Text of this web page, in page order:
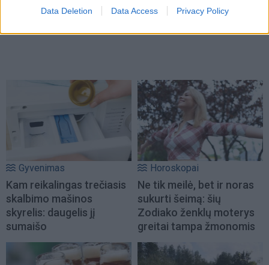
Data Deletion Data Access Privacy Policy
Gyvenimas
Kam reikalingas trečiasis
skalbimo mašinos
skyrelis: daugelis jį
sumaišo
Horoskopai
Ne tik meilė, bet ir noras
sukurti šeimą: šių
Zodiako ženklų moterys
greitai tampa žmonomis